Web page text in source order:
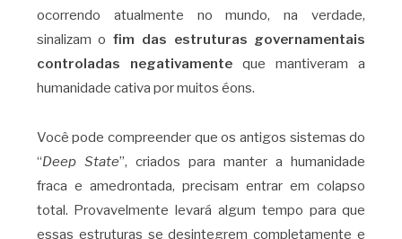
ocorrendo atualmente no mundo, na verdade,
sinalizam ofim das estruturas governamentais
controladas negativamenteque mantiveram a
humanidade cativa por muitos éons.
Você pode compreender que os antigos sistemas do
“Deep State”, criados para manter a humanidade
fraca e amedrontada, precisam entrar em colapso
total. Provavelmente levará algum tempo para que
essas estruturas se desintegrem completamente e